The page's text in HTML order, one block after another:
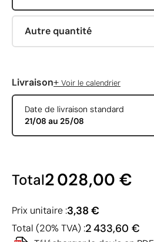
Autre quantité
Livraison+ Voir le calendrier
Date de livraison standard
21/08 au 25/08
Total2 028,00 €
Prix unitaire :3,38 €
Total (20% TVA) :2 433,60 €